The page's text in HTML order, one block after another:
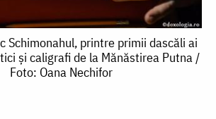
Schimonahul, printre primii dascăli ai
și caligrafi de la Mănăstirea Putna /
Foto: Oana Nechifor